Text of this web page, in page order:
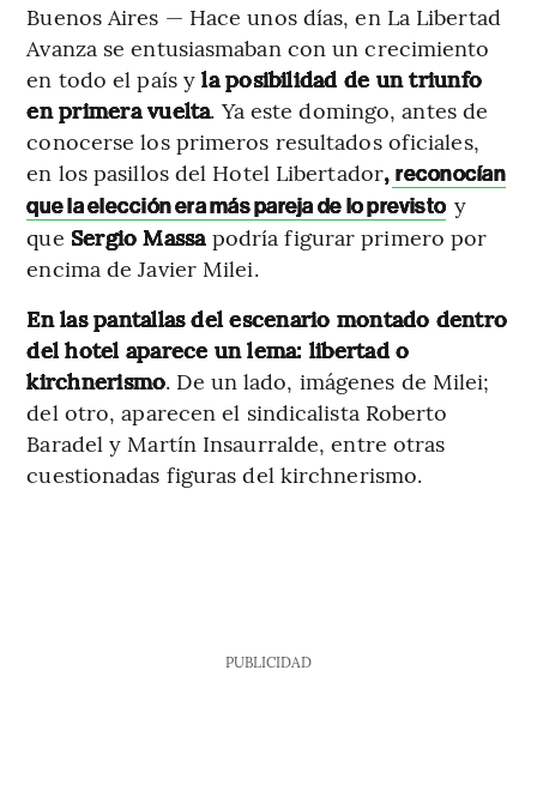
Buenos Aires — Hace unos días, en La Libertad
Avanza se entusiasmaban con un crecimiento
en todo el país y la posibilidad de un triunfo
en primera vuelta. Ya este domingo, antes de
conocerse los primeros resultados oficiales,
en los pasillos del Hotel Libertador, reconocían
que la elección era más pareja de lo previsto y
que Sergio Massapodría figurar primero por
encima de Javier Milei.
En las pantallas del escenario montado dentro
del hotel aparece un lema: libertad o
kirchnerismo. De un lado, imágenes de Milei;
del otro, aparecen el sindicalista Roberto
Baradel y Martín Insaurralde, entre otras
cuestionadas figuras del kirchnerismo.
PUBLICIDAD